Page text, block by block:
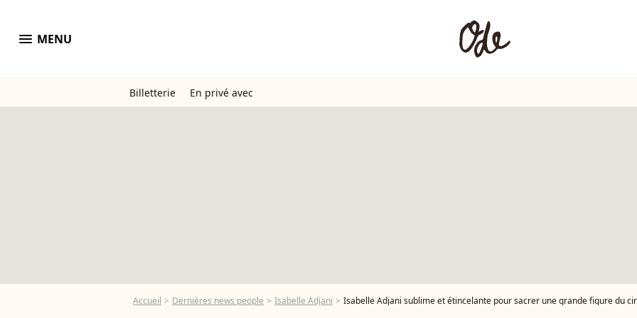
menu MENU
Billetterie En privé avec
Accueil Dernières news people Isabelle Adjani Isabelle Adjani sublime et étincelante pour sacrer une grande figure du